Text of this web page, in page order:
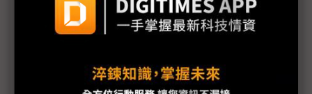
關稅衝擊面板需求混沌 雙虎靜觀「後遺症」